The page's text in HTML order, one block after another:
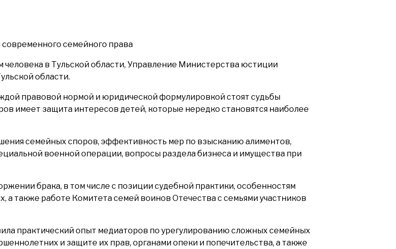
в Тульской области, Управление Министерства юстиции
области.
правовой нормой и юридической формулировкой стоят судьбы
имеет защита интересов детей, которые нередко становятся наиболее
семейных споров, эффективность мер по взысканию алиментов,
военной операции, вопросы раздела бизнеса и имущества при
брака, в том числе с позиции судебной практики, особенностям
также работе Комитета семей воинов Отечества с семьями участников
практический опыт медиаторов по урегулированию сложных семейных
и защите их прав, органами опеки и попечительства, а также